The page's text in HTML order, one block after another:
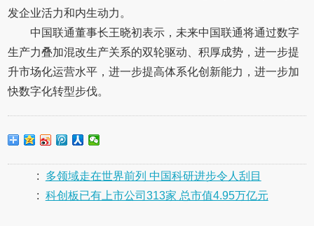
发企业活力和内生动力。
中国联通董事长王晓初表示，未来中国联通将通过数字
生产力叠加混改生产关系的双轮驱动、积厚成势，进一步提
升市场化运营水平，进一步提高体系化创新能力，进一步加
快数字化转型步伐。
:
多领域走在世界前列 中国科研进步令人刮目
: 科创板已有上市公司313家 总市值4.95万亿元